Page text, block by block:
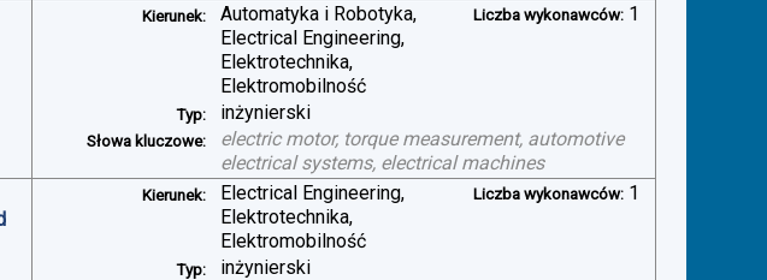
Kierunek:
Automatyka i Robotyka,
Electrical Engineering,
Elektrotechnika,
Elektromobilność
Liczba wykonawców: 1
Typ: inżynierski
Słowa kluczowe:
electric motor, torque measurement, automotive
electrical systems, electrical machines
Kierunek:
Electrical Engineering,
Elektrotechnika,
Elektromobilność
Liczba wykonawców: 1
Typ: inżynierski